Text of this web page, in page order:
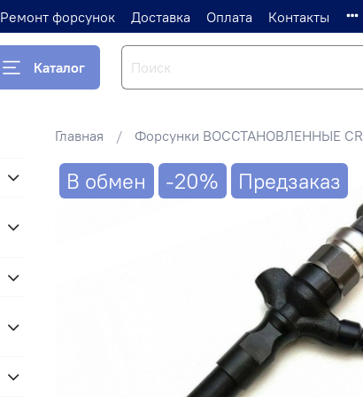
Ремонт форсунок Доставка Оплата Контакты
Каталог
Главная Форсунки ВОССТАНОВЛЕННЫЕ CR
В обмен -20% Предзаказ